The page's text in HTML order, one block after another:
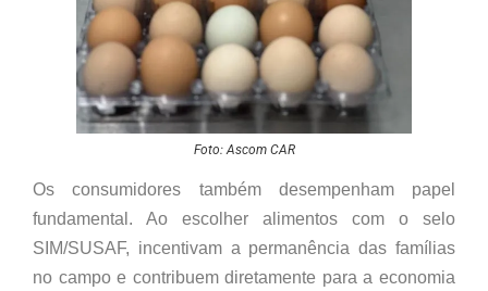
Foto: Ascom CAR
Os consumidores também desempenham papel
fundamental. Ao escolher alimentos com o selo
SIM/SUSAF, incentivam a permanência das famílias
no campo e contribuem diretamente para a economia